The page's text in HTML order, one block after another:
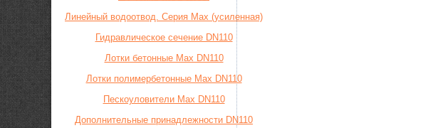
Линейный водоотвод. Серия Max (усиленная)
Гидравлическое сечение DN110
Лотки бетонные Max DN110
Лотки полимербетонные Max DN110
Пескоуловители Max DN110
Дополнительные принадлежности DN110